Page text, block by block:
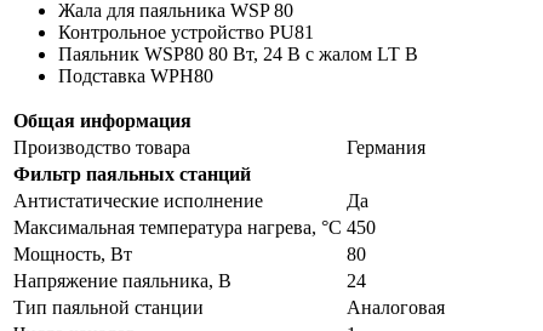
Жала для паяльника WSP 80
Контрольное устройство PU81
Паяльник WSP80 80 Вт, 24 В с жалом LT B
Подставка WPH80
Общая информация
Производство товара
Германия
Фильтр паяльных станций
Антистатические исполнение
Да
Максимальная температура нагрева, °C 450
Мощность, Вт
80
Напряжение паяльника, В
24
Тип паяльной станции
Аналоговая